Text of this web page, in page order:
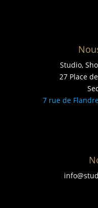
Studio,
27 Place
7 rue de